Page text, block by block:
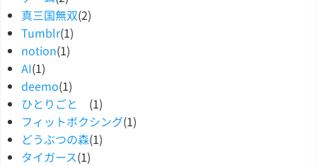
真三国無双(2)
Tumblr(1)
notion(1)
AI(1)
deemo(1)
ひとりごと (1)
フィットボクシング(1)
どうぶつの森(1)
タイガース(1)